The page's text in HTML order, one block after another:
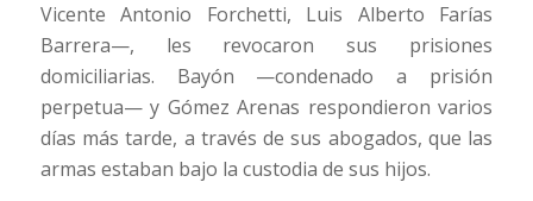
Vicente Antonio Forchetti, Luis Alberto Farías
Barrera—, les revocaron sus prisiones
domiciliarias. Bayón —condenado a prisión
perpetua— y Gómez Arenas respondieron varios
días más tarde, a través de sus abogados, que las
armas estaban bajo la custodia de sus hijos.